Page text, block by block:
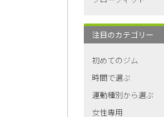
注目のカテゴリー
初めてのジム
時間で選ぶ
運動種別から選ぶ
女性専用